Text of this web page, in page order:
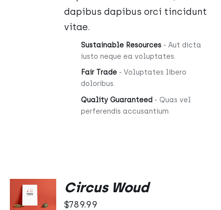
dapibus dapibus orci tincidunt
vitae.
Sustainable Resources- Aut dicta
iusto neque ea voluptates.
Fair Trade- Voluptates libero
doloribus.
Quality Guaranteed - Quas vel
perferendis accusantium.
DO
KOSZYKA
Circus Woud
$789.99